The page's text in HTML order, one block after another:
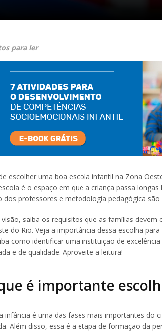
para ler
escolher uma boa escola infantil na Zona
é o espaço em que a criança passa
dos professores e metodologia pedagógica
visão, saiba os requisitos que as famílias
do Rio. Veja a importância dessa escolha
como identificar uma instituição de
e de qualidade. Aproveite a leitura!
é importante
infância é uma das fases mais importantes do
Além disso, essa é a etapa de formação da